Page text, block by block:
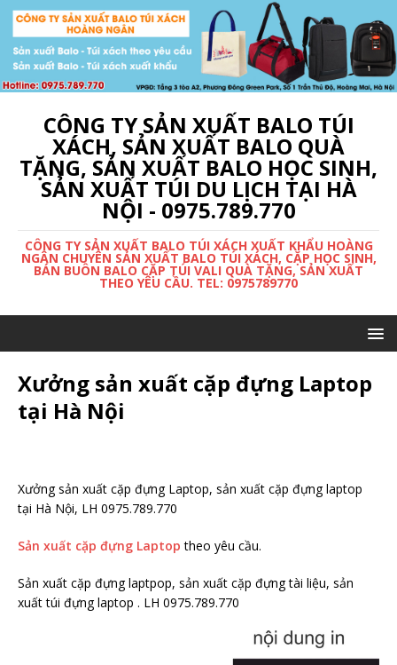
CÔNG TY SẢN XUẤT BALO TÚI
XÁCH, SẢN XUẤT BALO QUÀ
TẶNG, SẢN XUẤT BALO HỌC SINH,
SẢN XUẤT TÚI DU LỊCH TẠI HÀ
NỘI - 0975.789.770
CÔNG TY SẢN XUẤT BALO TÚI XÁCH XUẤT KHẨU HOÀNG
NGÂN CHUYÊN SẢN XUẤT BALO TÚI XÁCH, CẶP HỌC SINH,
BÁN BUÔN BALO CẶP TÚI VALI QUÀ TẶNG, SẢN XUẤT
THEO YÊU CẦU. TEL: 0975789770
Xưởng sản xuất cặp đựng Laptop
tại Hà Nội
Xưởng sản xuất cặp đựng Laptop, sản xuất cặp đựng laptop
tại Hà Nội, LH 0975.789.770
Sản xuất cặp đựng Laptoptheo yêu cầu.
Sản xuất cặp đựng laptpop, sản xuất cặp đựng tài liệu, sản
xuất túi đựng laptop . LH 0975.789.770